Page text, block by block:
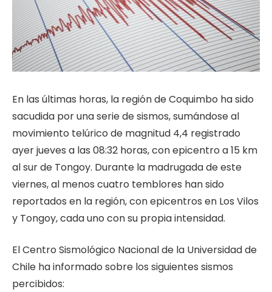
En las últimas horas, la región de Coquimbo ha sido
sacudida por una serie de sismos, sumándose al
movimiento telúrico de magnitud 4,4 registrado
ayer jueves a las 08:32 horas, con epicentro a 15 km
al sur de Tongoy. Durante la madrugada de este
viernes, al menos cuatro temblores han sido
reportados en la región, con epicentros en Los Vilos
y Tongoy, cada uno con su propia intensidad.
El Centro Sismológico Nacional de la Universidad de
Chile ha informado sobre los siguientes sismos
percibidos: